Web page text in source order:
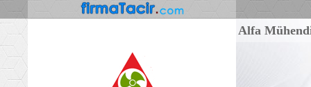
Alfa